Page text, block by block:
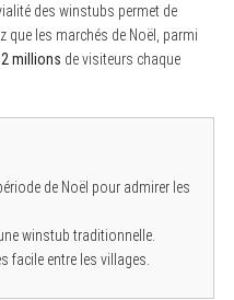
des winstubs permet de
les marchés de Noël, parmi
2 millions de visiteurs chaque
de Noël pour admirer les
winstub traditionnelle.
facile entre les villages.